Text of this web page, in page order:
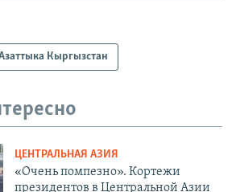
Кыргызстан
ЦЕНТРАЛЬНАЯ АЗИЯ
«Очень помпезно». Кортежи
президентов в Центральной Азии